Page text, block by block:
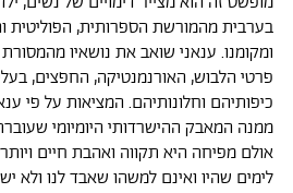
בערבית מהמורשת הספרותית, הפוליטית
ומקומנו. ענאני שואב את נושאיו
פרטי הלבוש, האורנמנטיקה, החפצים,
כיפותיהם וחלונותיהם. המציאות על פי
ממנה המאבק ההישרדותי היומיומי
אולם מפיחה היא תקווה ואהבת חיים
לימים שהיו ואינם למשהו שאבד לנו ולא